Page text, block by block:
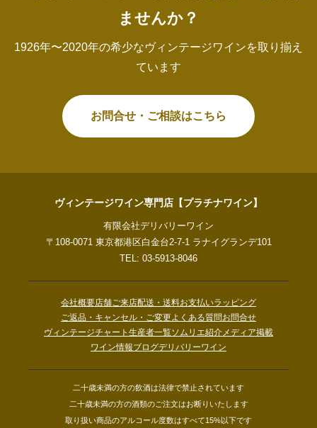
ませんか？
1926年〜2020年の希少なヴィンテージワインを取り揃え
ています
お問合せ・ご相談はこちら
ヴィンテージワイン専門店【プラチナワイン】
有限会社デリバリーワイン
〒108-0071 東京都港区白金台2-7-1 ラナイグランデ101
TEL: 03-5913-8046
会社概要店舗ご来店配送・送料お支払いラッピング
ご返品・キャンセル・ご変更よくある質問お問合せ
ヴィンテージチャート 生産者一覧ソムリエ紹介メディア掲載
ワイン情報ブログデリバリーワイン
二十歳未満の方の飲酒は法律で禁止されています
二十歳未満の方の酒類のご注文はお断りいたします
取り扱い商品のアルコール度数はすべて15%以下です